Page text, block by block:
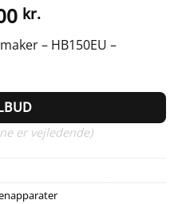
kr..
kr.Den
aktuelle
pris
1.349,00 kr..
– HB150EU –
er vejledende)